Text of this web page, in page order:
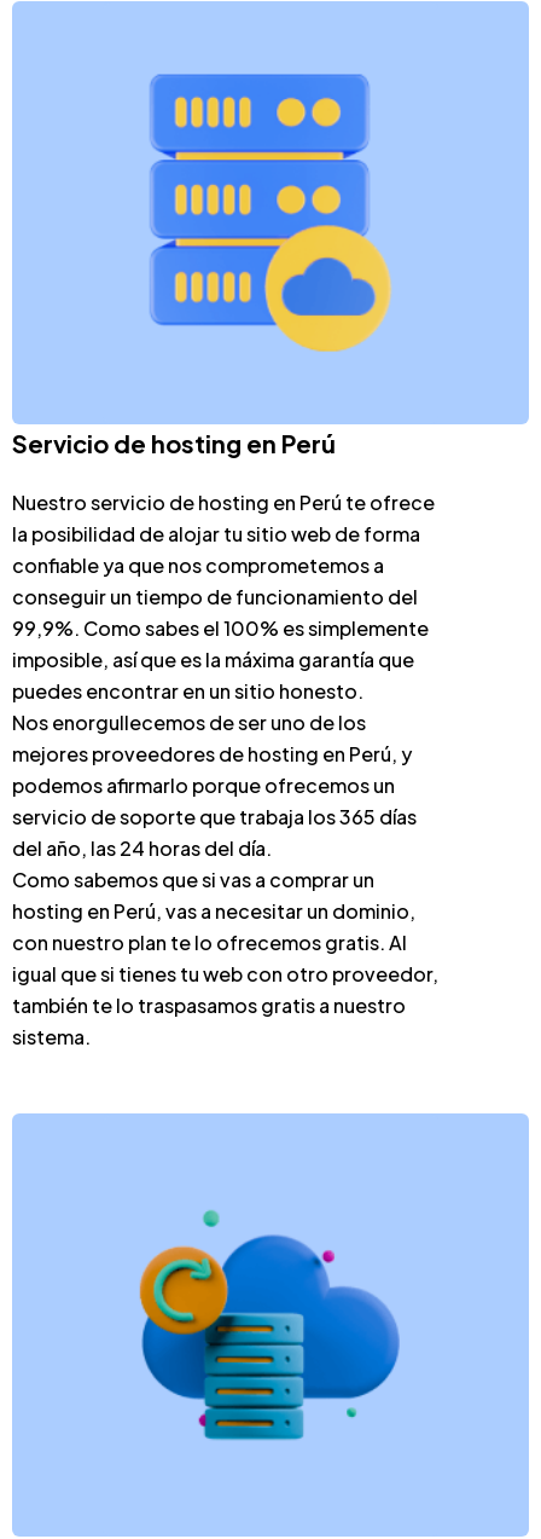
Servicio de hosting en Perú
Nuestro servicio de hosting en Perú te ofrece
la posibilidad de alojar tu sitio web de forma
confiable ya que nos comprometemos a
conseguir un tiempo de funcionamiento del
99,9%. Como sabes el 100% es simplemente
imposible, así que es la máxima garantía que
puedes encontrar en un sitio honesto.
Nos enorgullecemos de ser uno de los
mejores proveedores de hosting en Perú, y
podemos afirmarlo porque ofrecemos un
servicio de soporte que trabaja los 365 días
del año, las 24 horas del día.
Como sabemos que si vas a comprar un
hosting en Perú, vas a necesitar un dominio,
con nuestro plan te lo ofrecemos gratis. Al
igual que si tienes tu web con otro proveedor,
también te lo traspasamos gratis a nuestro
sistema.